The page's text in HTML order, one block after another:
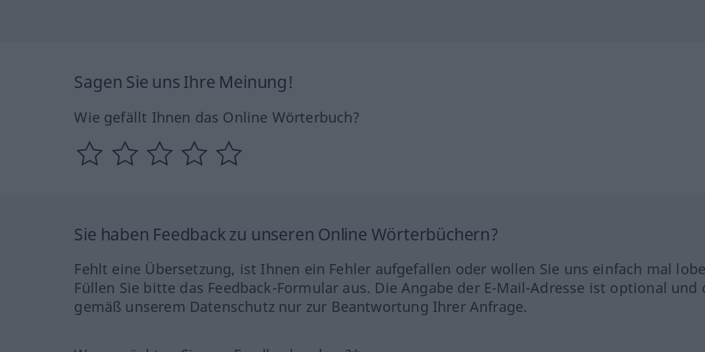
Sagen Sie uns Ihre Meinung!
Wie gefällt Ihnen das Online Wörterbuch?
Sie haben Feedback zu unseren Online Wörterbüchern?
Fehlt eine Übersetzung, ist Ihnen ein Fehler aufgefallen oder wollen Sie uns einfach mal
Füllen Sie bitte das Feedback-Formular aus. Die Angabe der E-Mail-Adresse ist optional und
gemäß unserem Datenschutz nur zur Beantwortung Ihrer Anfrage.